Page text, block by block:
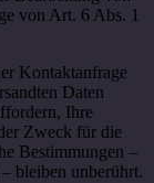
von Art. 6 Abs. 1
Kontaktanfrage
Daten
Ihre
Zweck für die
Bestimmungen –
bleiben unberührt.